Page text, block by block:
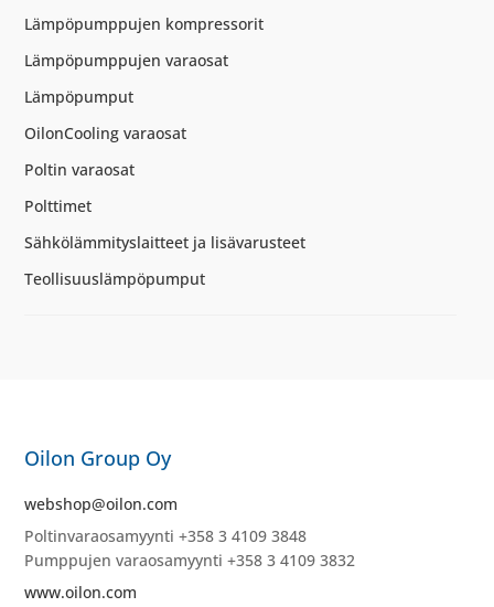
Lämpöpumppujen kompressorit
Lämpöpumppujen varaosat
Lämpöpumput
OilonCooling varaosat
Poltin varaosat
Polttimet
Sähkölämmityslaitteet ja lisävarusteet
Teollisuuslämpöpumput
Oilon Group Oy
webshop@oilon.com
Poltinvaraosamyynti +358 3 4109 3848
Pumppujen varaosamyynti +358 3 4109 3832
www.oilon.com